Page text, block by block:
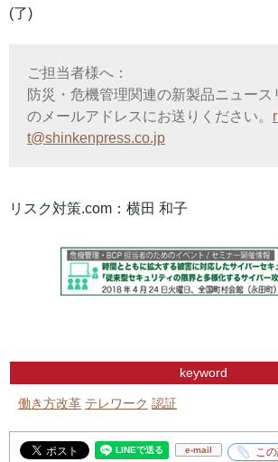
(了)
ご担当者様へ：
防災・危機管理関連の新製品ニュース
のメールアドレスにお送りください。
t@shinkenpress.co.jp
リスク対策.com：横田 和子
keyword
働き方改革 テレワーク 認証
e-mail